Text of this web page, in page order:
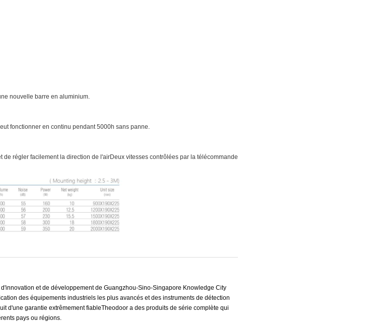
nouvelle barre en aluminium.
fonctionner en continu pendant 5000h sans panne.
de régler facilement la direction de l'airDeux vitesses contrôlées par la télécommande
et de développement de Guangzhou-Sino-Singapore Knowledge City
des équipements industriels les plus avancés et des instruments de détection
d'une garantie extrêmement fiableTheodoor a des produits de série complète qui
pays ou régions.